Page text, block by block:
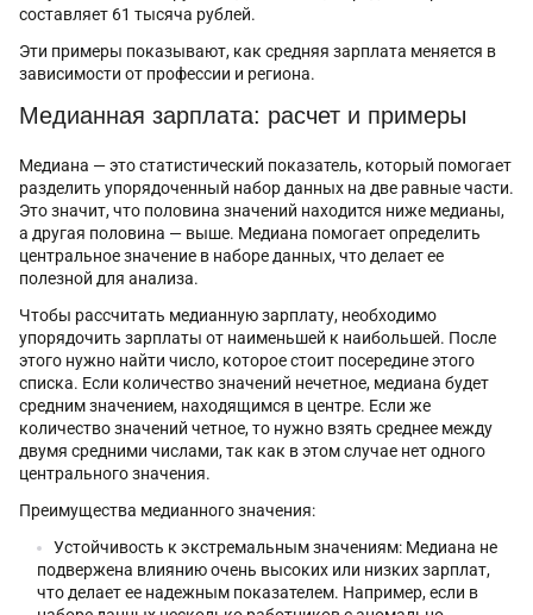
составляет 61 тысяча рублей.
Эти примеры показывают, как средняя зарплата меняется в
зависимости от профессии и региона.
Медианная зарплата: расчет и примеры
Медиана — это статистический показатель, который помогает
разделить упорядоченный набор данных на две равные части.
Это значит, что половина значений находится ниже медианы,
а другая половина — выше. Медиана помогает определить
центральное значение в наборе данных, что делает ее
полезной для анализа.
Чтобы рассчитать медианную зарплату, необходимо
упорядочить зарплаты от наименьшей к наибольшей. После
этого нужно найти число, которое стоит посередине этого
списка. Если количество значений нечетное, медиана будет
средним значением, находящимся в центре. Если же
количество значений четное, то нужно взять среднее между
двумя средними числами, так как в этом случае нет одного
центрального значения.
Преимущества медианного значения:
Устойчивость к экстремальным значениям: Медиана не
подвержена влиянию очень высоких или низких зарплат,
что делает ее надежным показателем. Например, если в